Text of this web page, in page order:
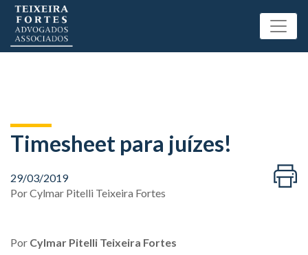
Timesheet para juízes!
29/03/2019
PorCylmar Pitelli Teixeira Fortes
Por Cylmar Pitelli Teixeira Fortes